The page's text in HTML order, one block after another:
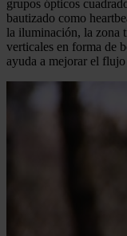
grupos ópticos
bautizado como
la iluminación, la zona
verticales en forma de
ayuda a mejorar el